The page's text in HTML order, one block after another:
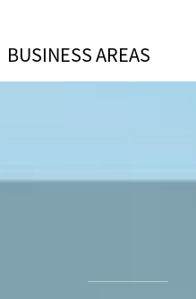
BUSINESS AREAS